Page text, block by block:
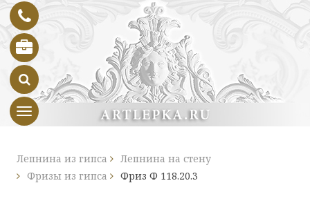
Toggle navigation
Лепнина из гипса
Лепнина на стену
Фризы из гипса
Фриз Ф 118.20.3